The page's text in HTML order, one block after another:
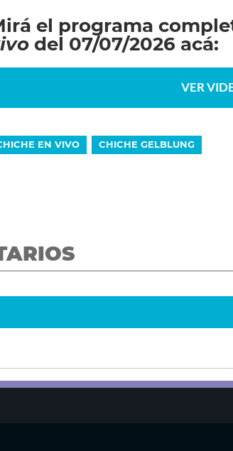
el programa
del 07/07/2026 acá:
VER
EN VIVO CHICHE GELBLUNG